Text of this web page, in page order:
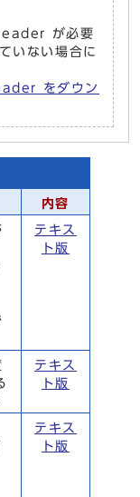
が必要
いない場合に
をダウン
内容
テキス
ト版
テキス
ト版
テキス
ト版